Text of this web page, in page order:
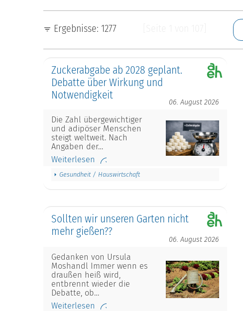
Ergebnisse: 1277
Zuckerabgabe ab 2028 geplant.
Debatte über Wirkung und
Notwendigkeit
06. August 2026
Die Zahl übergewichtiger
und adipöser Menschen
steigt weltweit. Nach
Angaben der…
Weiterlesen
Gesundheit / Hauswirtschaft
Sollten wir unseren Garten nicht
mehr gießen??
06. August 2026
Gedanken von Ursula
Moshandl Immer wenn es
draußen heiß wird,
entbrennt wieder die
Debatte, ob…
Weiterlesen